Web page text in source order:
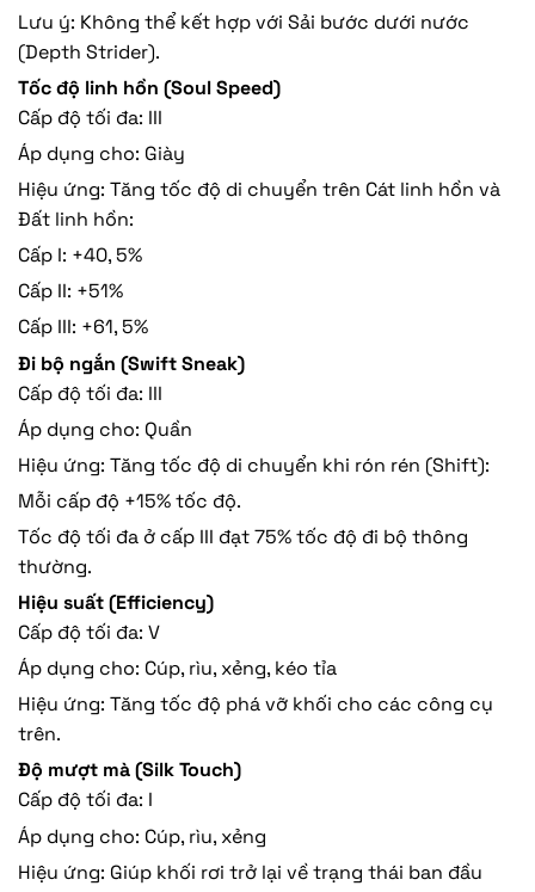
Lưu ý: Không thể kết hợp với Sải bước dưới nước
(Depth Strider).
Tốc độ linh hồn (Soul Speed)
Cấp độ tối đa: III
Áp dụng cho: Giày
Hiệu ứng: Tăng tốc độ di chuyển trên Cát linh hồn và
Đất linh hồn:
Cấp I: +40, 5%
Cấp II: +51%
Cấp III: +61, 5%
Đi bộ ngắn (Swift Sneak)
Cấp độ tối đa: III
Áp dụng cho: Quần
Hiệu ứng: Tăng tốc độ di chuyển khi rón rén (Shift):
Mỗi cấp độ +15% tốc độ.
Tốc độ tối đa ở cấp III đạt 75% tốc độ đi bộ thông
thường.
Hiệu suất (Efficiency)
Cấp độ tối đa: V
Áp dụng cho: Cúp, rìu, xẻng, kéo tỉa
Hiệu ứng: Tăng tốc độ phá vỡ khối cho các công cụ
trên.
Độ mượt mà (Silk Touch)
Cấp độ tối đa: I
Áp dụng cho: Cúp, rìu, xẻng
Hiệu ứng: Giúp khối rơi trở lại về trạng thái ban đầu